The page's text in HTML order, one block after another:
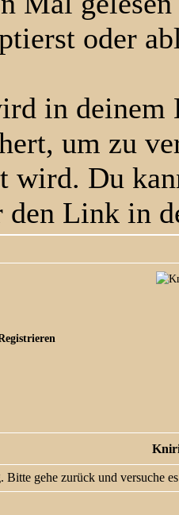
oder
in deinem
um zu
wird. Du
den Link in
gehe zurück und versuche